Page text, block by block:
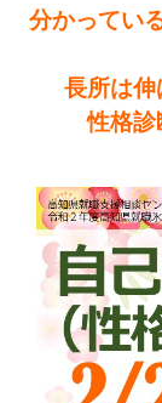
分かってい
長所は伸
性格診